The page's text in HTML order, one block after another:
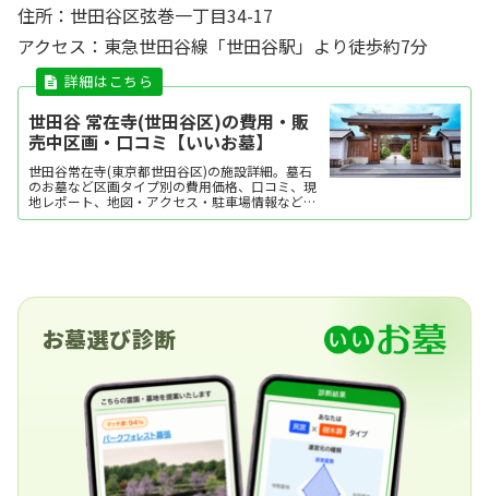
住所：世田谷区弦巻一丁目34-17
アクセス：東急世田谷線「世田谷駅」より徒歩約7分
世田谷 常在寺(世田谷区)の費用・販
売中区画・口コミ【いいお墓】
世田谷常在寺(東京都世田谷区)の施設詳細。墓石
のお墓など区画タイプ別の費用価格、口コミ、現
地レポート、地図・アクセス・駐車場情報などを
掲載。霊園・墓地をお探しなら日本最大級のお墓
お墓選び診断